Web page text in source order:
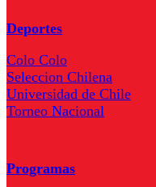
Deportes
Colo Colo
Seleccion Chilena
Universidad de Chile
Torneo Nacional
Programas